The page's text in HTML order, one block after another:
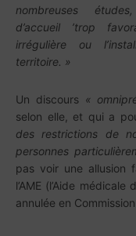
nombreuses
d’accueil ’trop
irrégulière ou
territoire. »
Un discours «
selon elle, et qui a
des restrictions de
personnes
pas voir une allusion
l’AME (l’Aide
annulée en